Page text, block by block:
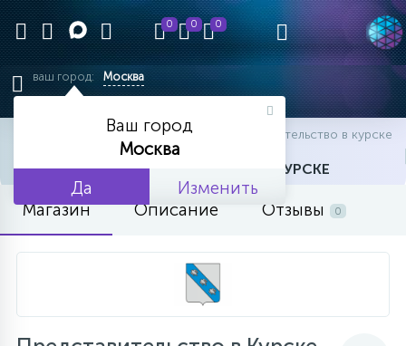
0 0 0
ваш город: Москва
Ваш город
Москва
Да
Изменить
офисы офисы представительство в курске
ПРЕДСТАВИТЕЛЬСТВО В КУРСКЕ
Магазин Описание Отзывы 0